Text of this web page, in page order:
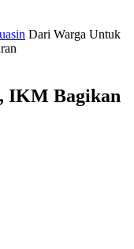
Dari Warga Untuk
IKM Bagikan